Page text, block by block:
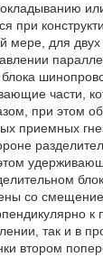
при
мере, для
части,
при этом
приемных
со
к
так и в
втором